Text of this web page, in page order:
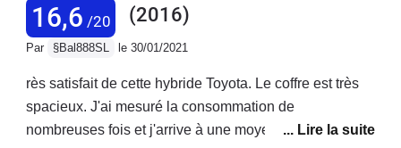
16,6 /20
(2016)
Par §Bal888SL le 30/01/2021
rès satisfait de cette hybride Toyota. Le coffre est très
spacieux. J'ai mesuré la consommation de
nombreuses fois et j'arrive à une moyenne de 5.3